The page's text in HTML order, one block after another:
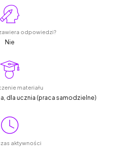
odpowiedzi?
Nie
materiału
dla ucznia (praca samodzielne)
aktywności